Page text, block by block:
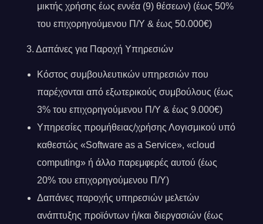
μικτής χρήσης έως εννέα (9) θέσεων) (έως 50%
του επιχορηγούμενου Π/Υ & έως 50.000€)
3. Δαπάνες για Παροχή Υπηρεσιών
Κόστος συμβουλευτικών υπηρεσιών που
παρέχονται από εξωτερικούς συμβούλους (έως
3% του επιχορηγούμενου Π/Υ & έως 9.000€)
Υπηρεσίες προμήθειας/χρήσης Λογισμικού υπό
καθεστώς «Software as a Service», «cloud
computing» ή άλλο παρεμφερές αυτού (έως
20% του επιχορηγούμενου Π/Υ)
Δαπάνες παροχής υπηρεσιών μελετών
ανάπτυξης προϊόντων ή/και διεργασιών (έως